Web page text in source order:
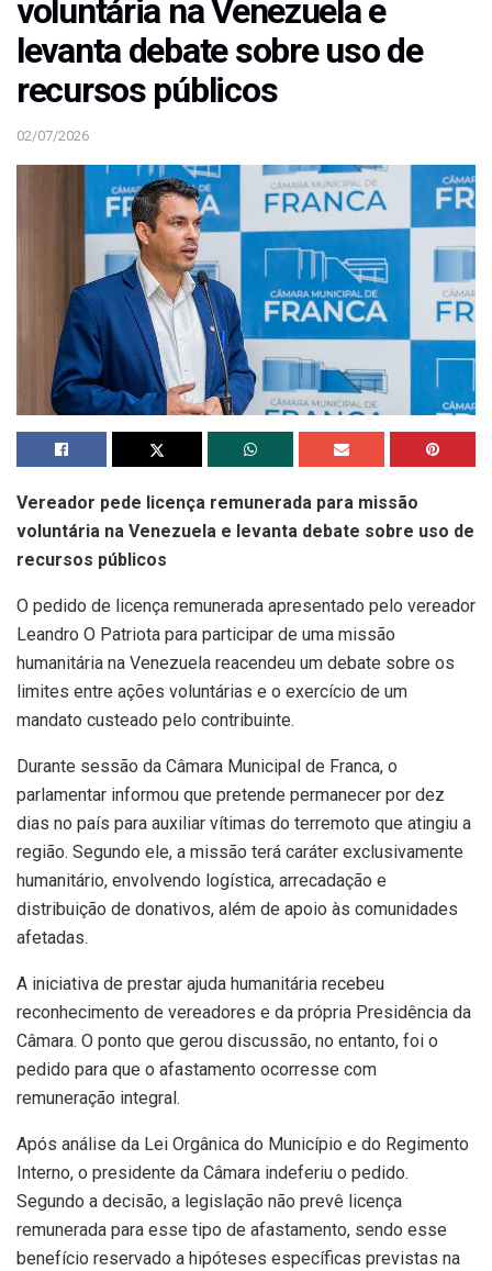
voluntária na Venezuela e
levanta debate sobre uso de
recursos públicos
02/07/2026
Vereador pede licença remunerada para missão
voluntária na Venezuela e levanta debate sobre uso de
recursos públicos
O pedido de licença remunerada apresentado pelo vereador
Leandro O Patriota para participar de uma missão
humanitária na Venezuela reacendeu um debate sobre os
limites entre ações voluntárias e o exercício de um
mandato custeado pelo contribuinte.
Durante sessão da Câmara Municipal de Franca, o
parlamentar informou que pretende permanecer por dez
dias no país para auxiliar vítimas do terremoto que atingiu a
região. Segundo ele, a missão terá caráter exclusivamente
humanitário, envolvendo logística, arrecadação e
distribuição de donativos, além de apoio às comunidades
afetadas.
A iniciativa de prestar ajuda humanitária recebeu
reconhecimento de vereadores e da própria Presidência da
Câmara. O ponto que gerou discussão, no entanto, foi o
pedido para que o afastamento ocorresse com
remuneração integral.
Após análise da Lei Orgânica do Município e do Regimento
Interno, o presidente da Câmara indeferiu o pedido.
Segundo a decisão, a legislação não prevê licença
remunerada para esse tipo de afastamento, sendo esse
benefício reservado a hipóteses específicas previstas na